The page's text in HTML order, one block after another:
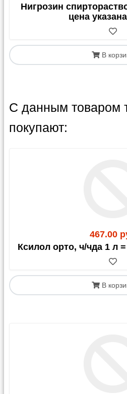
Нигрозин
цена
В
С данным товаром
покупают:
467.00
Ксилол орто, ч/чда 1 л =
В